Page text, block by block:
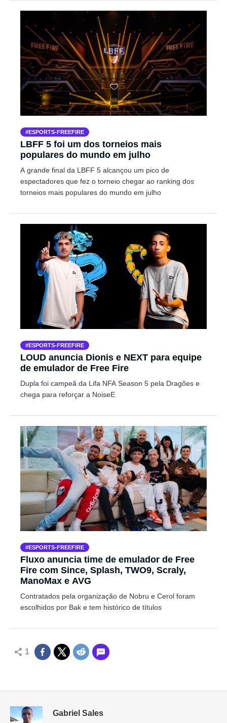
ESPORTS-FREEFIRE
LBFF 5 foi um dos torneios mais
populares do mundo em julho
A grande final da LBFF 5 alcançou um pico de
espectadores que fez o torneio chegar ao ranking dos
torneios mais populares do mundo em julho
ESPORTS-FREEFIRE
LOUD anuncia Dionis e NEXT para equipe
de emulador de Free Fire
Dupla foi campeã da Lifa NFA Season 5 pela Dragões e
chega para reforçar a NoiseE
ESPORTS-FREEFIRE
Fluxo anuncia time de emulador de Free
Fire com Since, Splash, TWO9, Scraly,
ManoMax e AVG
Contratados pela organização de Nobru e Cerol foram
escolhidos por Bak e tem histórico de títulos
1
Gabriel Sales